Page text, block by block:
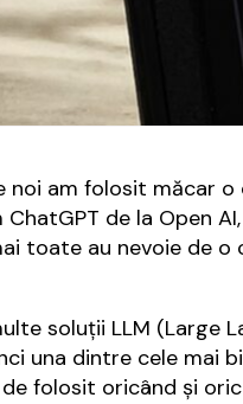
am folosit măcar
de la Open
toate au nevoie de
soluții LLM (Large
una dintre cele mai
folosit oricând și